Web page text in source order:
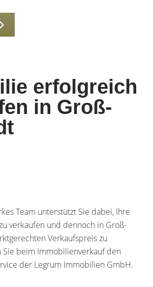
erfolgreich
in Groß-
Team unterstützt Sie dabei, Ihre
verkaufen und dennoch in Groß-
Verkaufspreis zu
Sie beim Immobilienverkauf den
der Legrum Immobilien GmbH.